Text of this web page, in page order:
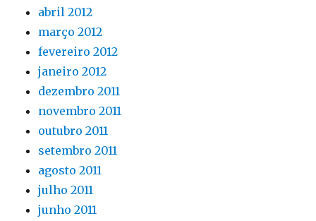
abril 2012
março 2012
fevereiro 2012
janeiro 2012
dezembro 2011
novembro 2011
outubro 2011
setembro 2011
agosto 2011
julho 2011
junho 2011